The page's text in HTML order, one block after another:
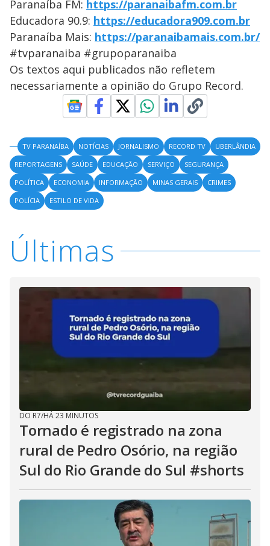
Paranaíba FM: https://paranaibafm.com.br
Educadora 90.9: https://educadora909.com.br
Paranaíba Mais: https://paranaibamais.com.br/
#tvparanaiba #grupoparanaiba
Os textos aqui publicados não refletem
necessariamente a opinião do Grupo Record.
TV PARANAÍBA NOTÍCIAS JORNALISMO RECORD TV
UBERLÂNDIA
REPORTAGENS
SAÚDE EDUCAÇÃO SERVIÇO
SEGURANÇA
POLÍTICA
ECONOMIA INFORMAÇÃO MINAS GERAIS
CRIMES
POLÍCIA
ESTILO DE VIDA
Últimas
DO R7/HÁ 23 MINUTOS
Tornado é registrado na zona
rural de Pedro Osório, na região
Sul do Rio Grande do Sul #shorts